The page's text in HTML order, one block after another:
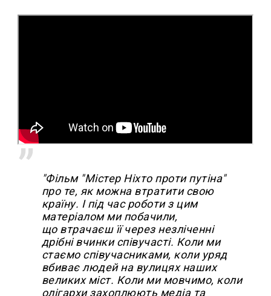
"Фільм "Містер Ніхто проти путіна"
про те, як можна втратити свою
країну. І під час роботи з цим
матеріалом ми побачили,
що втрачаєш її через незліченні
дрібні вчинки співучасті. Коли ми
стаємо співучасниками, коли уряд
вбиває людей на вулицях наших
великих міст. Коли ми мовчимо, коли
олігархи захоплюють медіа та